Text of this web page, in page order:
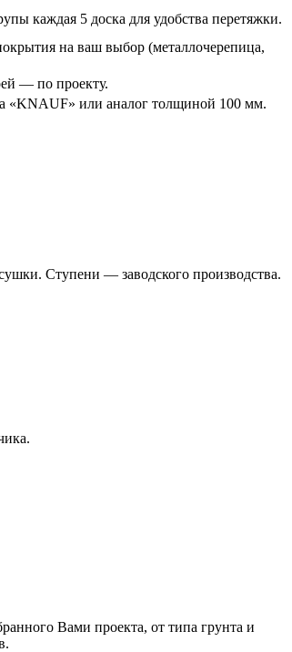
каждая 5 доска для удобства перетяжки.
на ваш выбор (металлочерепица,
— по проекту.
«KNAUF» или аналог толщиной 100 мм.
Ступени — заводского производства.
Вами проекта, от типа грунта и